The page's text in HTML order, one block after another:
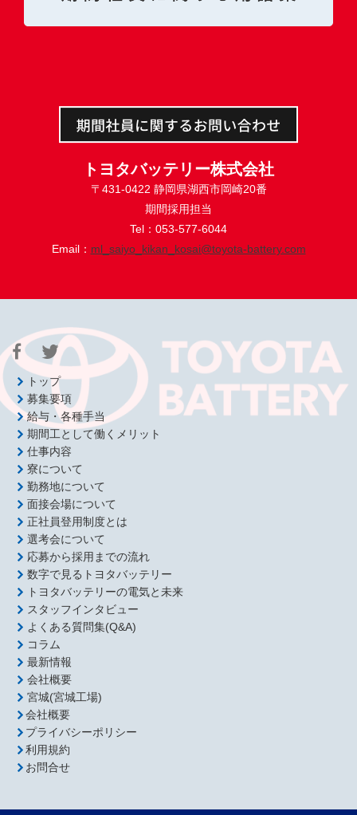
トヨタバッテリー株式会社
〒431-0422 静岡県湖西市岡崎20番
期間採用担当
Tel：053-577-6044
Email： ml_saiyo_kikan_kosai@toyota-battery.com
トップ
募集要項
給与・各種手当
期間工として働くメリット
仕事内容
寮について
勤務地について
面接会場について
正社員登用制度とは
選考会について
応募から採用までの流れ
数字で見るトヨタバッテリー
トヨタバッテリーの電気と未来
スタッフインタビュー
よくある質問集(Q&A)
コラム
最新情報
会社概要
宮城(宮城工場)
会社概要
プライバシーポリシー
利用規約
お問合せ